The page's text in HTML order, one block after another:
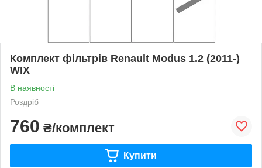
Комплект фільтрів Renault Modus 1.2 (2011-)
WIX
В наявності
Роздріб
760 ₴/комплект
Купити